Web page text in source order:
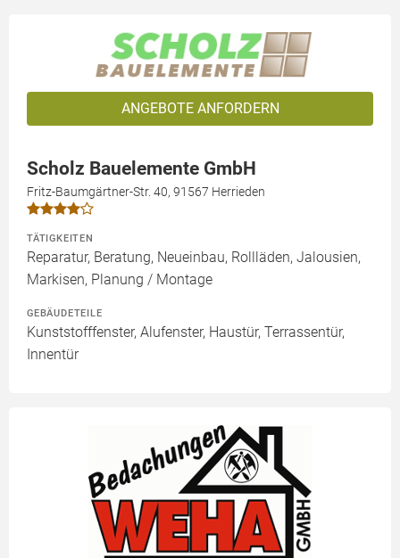
ANGEBOTE ANFORDERN
Scholz Bauelemente GmbH
Fritz-Baumgärtner-Str. 40, 91567 Herrieden
TÄTIGKEITEN
Reparatur, Beratung, Neueinbau, Rollläden, Jalousien,
Markisen, Planung / Montage
GEBÄUDETEILE
Kunststofffenster, Alufenster, Haustür, Terrassentür,
Innentür